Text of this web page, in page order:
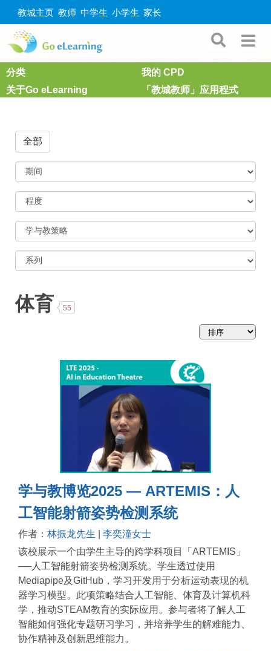
教城主页 教师 中学生 小学生 家长
分类
我的 CPD
关于Go eLearning
「教城教师」应用程式
全部
间
度
与
策
体育 55
学与教博览2025 — ARTEMIS：人
工智能射箭姿势检测系统
作者： 林振龙先生
李奕潼女士
该校展示一个由学生主导的跨学科项目「ARTEMIS」
──人工智能射箭姿势检测系统。学生透过使用
Mediapipe及GitHub，学习开发用于分析运动表现的机
器学习模型。此项策略结合人工智能、体育及计算机科
学，推动STEAM教育的实际应用。参与者将了解人工
智能如何强化专题研习学习，并培养学生的解难能力、
协作精神及创新思维能力。